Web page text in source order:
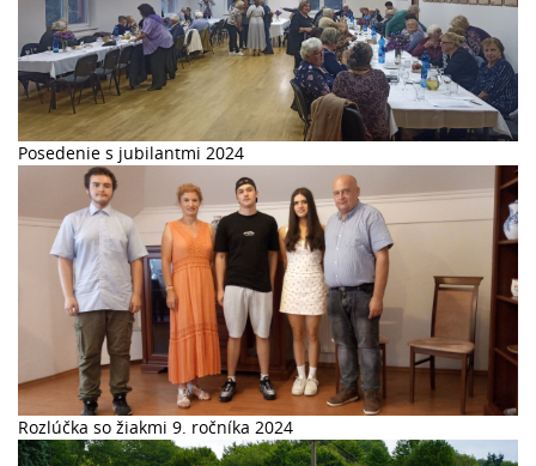
Posedenie s jubilantmi 2024
Rozlúčka so žiakmi 9. ročníka 2024